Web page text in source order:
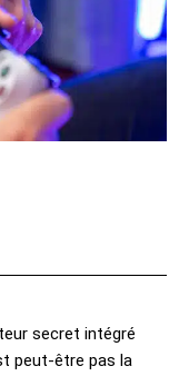
secret intégré
peut-être pas la